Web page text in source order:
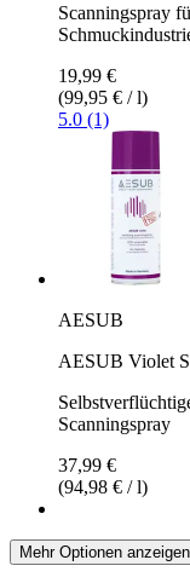
Scanningspray
19,99 €
(99,95 € / l)
5.0 (1)
AESUB
AESUB Violet
Scanningspray
37,99 €
(94,98 € / l)
Mehr Optionen anzeigen